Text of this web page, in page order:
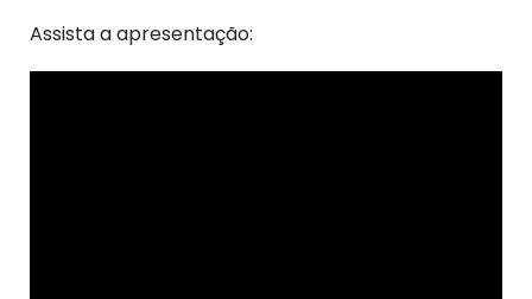
Assista a apresentação: